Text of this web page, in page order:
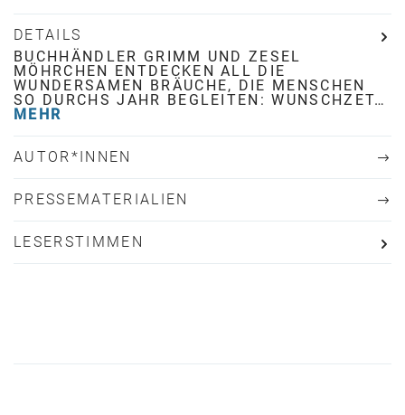
DETAILS
BUCHHÄNDLER GRIMM UND ZESEL
MÖHRCHEN ENTDECKEN ALL DIE
WUNDERSAMEN BRÄUCHE, DIE MENSCHEN
SO DURCHS JAHR BEGLEITEN: WUNSCHZET…
MEHR
AUTOR*INNEN
PRESSEMATERIALIEN
LESERSTIMMEN